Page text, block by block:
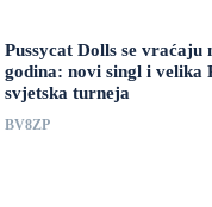
Pussycat Dolls se vraćaju
godina: novi singl i velika
svjetska turneja
BV8ZP